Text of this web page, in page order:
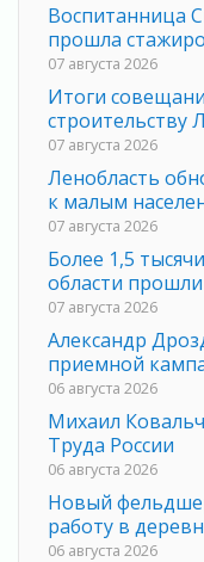
Воспитанница
прошла
07 августа 2026
Итоги
строительству
07 августа 2026
Ленобласть
к малым
07 августа 2026
Более 1,5
области
07 августа 2026
Александр
приемной
06 августа 2026
Михаил
Труда России
06 августа 2026
Новый
работу в
06 августа 2026